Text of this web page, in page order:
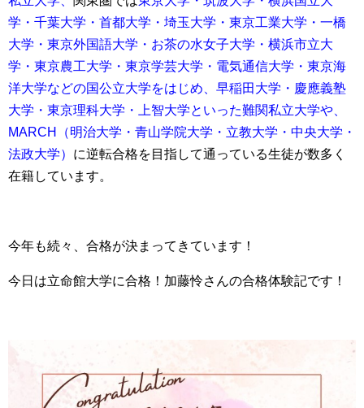
学・千葉大学・首都大学・埼玉大学・ 東京工業大学・一橋
大学・東京外国語大学・お茶の水女子大学・横浜市立大
学・東京農工大学・東京学芸大学・電気通信大学・東京海
洋大学などの国公立大学をはじめ、 早稲田大学・慶應義塾
大学・東京理科大学・上智大学といった難関私立大学や、
MARCH（明治大学・青山学院大学・立教大学・中央大学・
法政大学） に逆転合格を目指して通っている生徒が数多く
在籍しています。
今年も続々、合格が決まってきています！
今日は立命館大学に合格！加藤怜さんの合格体験記です！